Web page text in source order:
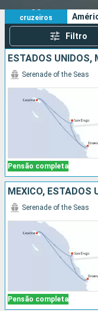
30
cruzeiros
Filtro
ESTADOS UNIDOS,
Pensão completa
Serenade of the Seas
MÉXICO, ESTADOS
Pensão completa
Serenade of the Seas